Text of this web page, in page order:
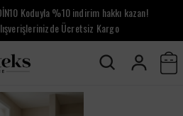
Koduyla %10 indirim hakkı kazan!
Ücretsiz Kargo